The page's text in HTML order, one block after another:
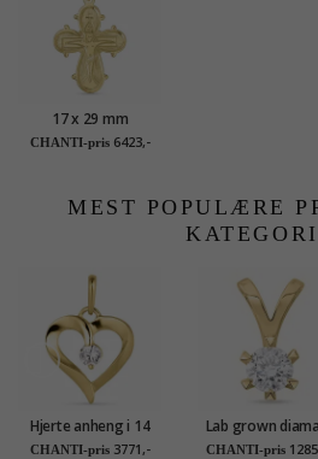
17 x 29 mm
dagmarkors i 14
CHANTI-pris 6423,-
MEST POPULÆRE
Hjerte anheng i 14
karat gull - Gold
CHANTI-pris 3771,-
Lab grown
anheng i 9 karat
CHANTI-pris